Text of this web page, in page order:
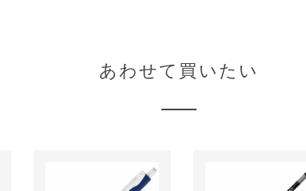
あわせて買いたい